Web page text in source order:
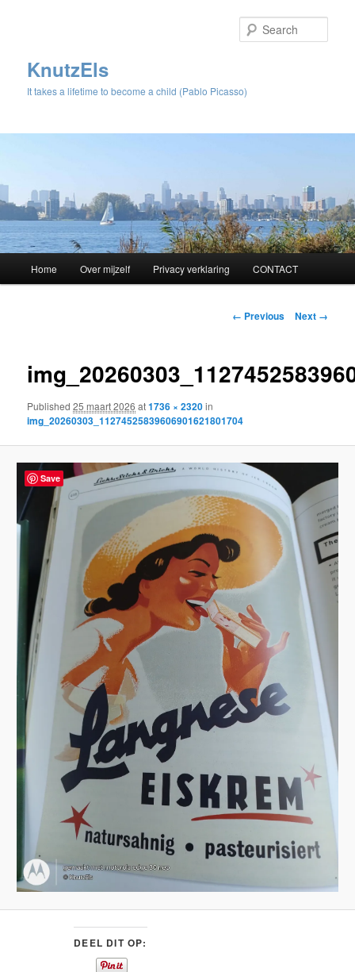
KnutzEls
It takes a lifetime to become a child (Pablo Picasso)
Skip
content
Home Over mijzelf Privacy verklaring CONTACT
Image
← Previous Next →
Published25 maart 2026 at1736 × 2320in
img_20260303_11274525839606901621801704
DEEL DIT OP:
Save